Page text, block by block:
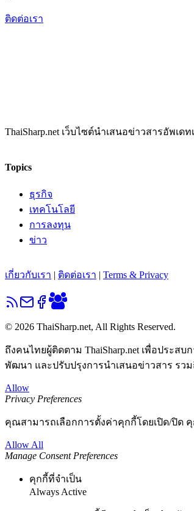
ติดต่อเรา
ThaiSharp.net เว็บไซต์นำเสนอข่าวสารอัพ
Topics
ธุรกิจ
เทคโนโลยี
การลงทุน
ข่าว
เกี่ยวกับเรา | ติดต่อเรา | Terms & Privacy
© 2026 ThaiSharp.net, All Rights Reserved.
ถึงคนไทยผู้ติดตาม ThaiSharp.net เพื่อประ
พัฒนา และปรับปรุงการนำเสนอข่าวสาร รว
Allow
Privacy Preferences
คุณสามารถเลือกการตั้งค่าคุกกี้โดยเปิด/ปิด
Allow All
Manage Consent Preferences
คุกกี้ที่จำเป็น
Always Active